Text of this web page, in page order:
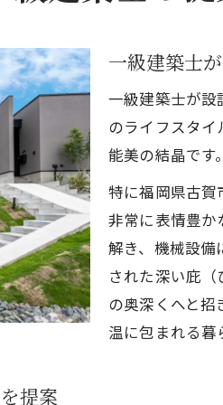
光と風の通り道をデザイ
家族の成長と共に歩む「平屋
ライフステージの変化
バリアフリーを超えた「
一級建築士が重視する平屋の
「名もなき家事」をゼロ
プライバシーとコミュニ
土地選びから始まる、平屋成
古賀市の土地特性を読み
一級建築士
一級建築士が
のライフスタ
能美の結晶です。
特に福岡県古
非常に表情豊か
解き、機械設備
された深い庇
の奥深くへと
温に包まれる暮
提案